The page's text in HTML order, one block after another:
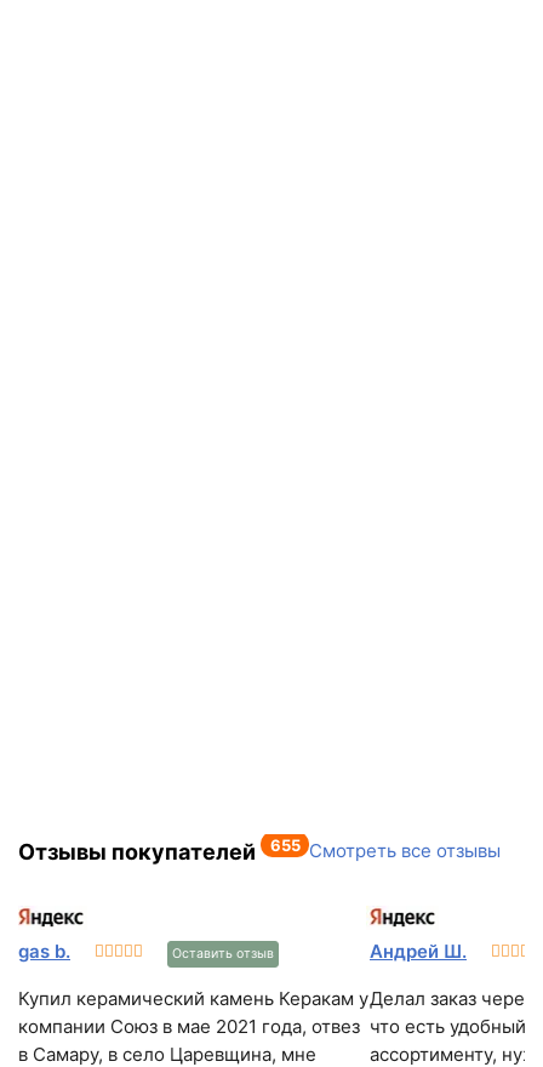
Отзывы покупателей 655 Смотреть все отзывы
gas b. Оставить отзыв
Купил керамический камень Керакам у
компании Союз в мае 2021 года, отвез
в Самару, в село Царевщина, мне
Андрей Ш.
Делал заказ через
что есть удобный
ассортименту,